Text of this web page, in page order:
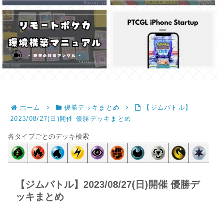
ホーム 優勝デッキまとめ
【ジムバトル】
2023/08/27(日)開催 優勝デッキまとめ
各タイプごとのデッキ検索
【ジムバトル】2023/08/27(日)開催 優勝デ
ッキまとめ